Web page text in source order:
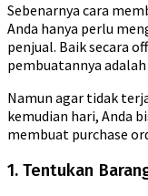
Sebenarnya cara
Anda hanya perlu
penjual. Baik secara
pembuatannya
Namun agar tidak
kemudian hari, Anda
membuat purchase
1. Tentukan